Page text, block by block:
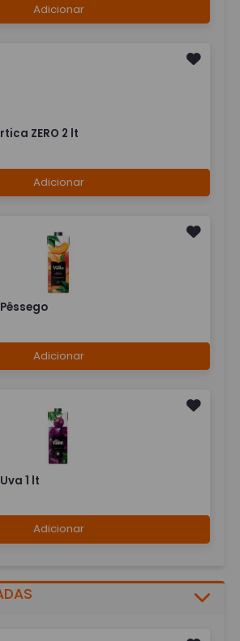
Adicionar
ZERO 2 lt
Adicionar
Adicionar
1 lt
Adicionar